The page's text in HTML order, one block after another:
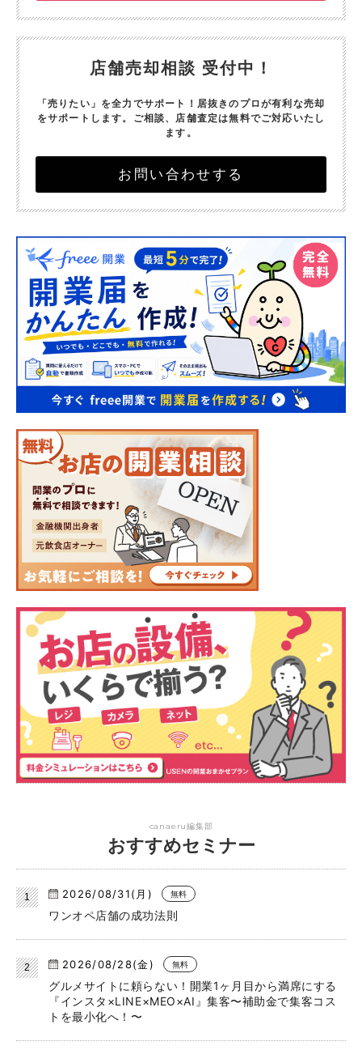
店舗売却相談 受付中！
「売りたい」を全力でサポート！ 居抜きのプロが有利な売却
をサポートします。 ご相談、店舗査定は無料でご対応いたし
ます。
お問い合わせする
canaeru編集部
おすすめセミナー
2026/08/31(月) 無料
ワンオペ店舗の成功法則
2026/08/28(金) 無料
グルメサイトに頼らない！開業1ヶ月目から満席にする
『インスタ×LINE×MEO×AI』集客〜補助金で集客コス
トを最小化へ！〜